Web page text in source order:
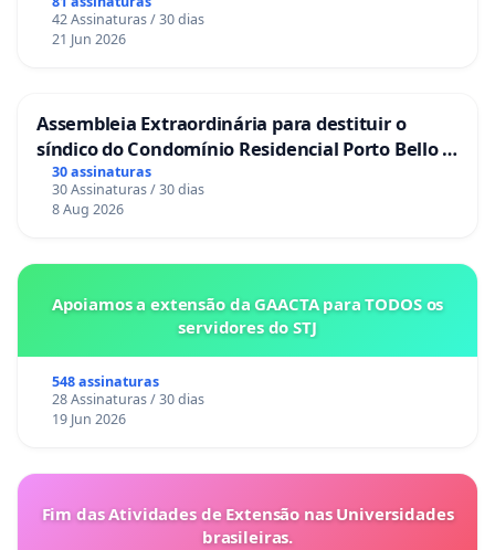
42 Assinaturas / 30 dias
21 Jun 2026
Assembleia Extraordinária para destituir o
síndico do Condomínio Residencial Porto Bello -
La Casa
30 assinaturas
30 Assinaturas / 30 dias
8 Aug 2026
Apoiamos a extensão da GAACTA para TODOS os
servidores do STJ
548 assinaturas
28 Assinaturas / 30 dias
19 Jun 2026
Fim das Atividades de Extensão nas Universidades
brasileiras.